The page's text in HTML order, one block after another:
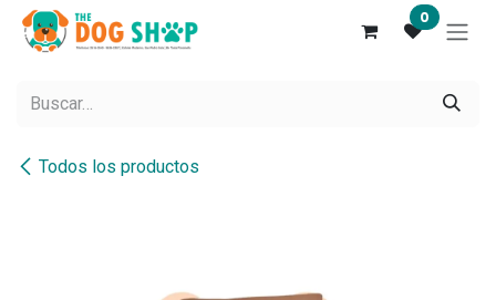
Ir al contenido 0
Todos los productos